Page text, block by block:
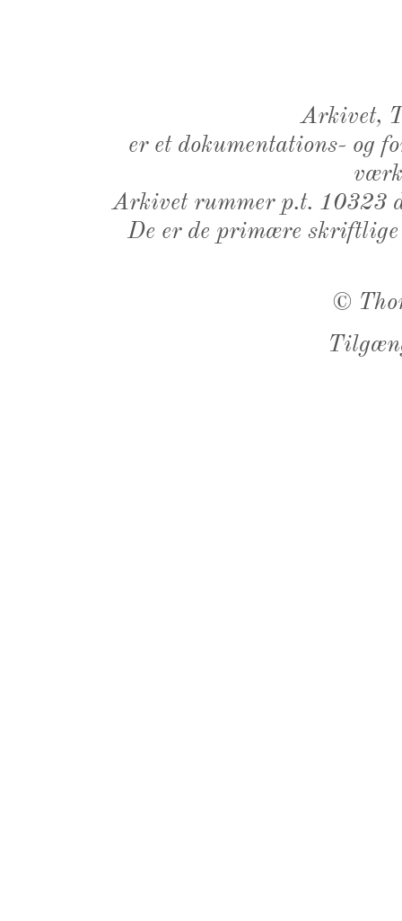
Arkivet,
er et dokumentations- og
Arkivet rummer p.t. 10323
De er de primære
©